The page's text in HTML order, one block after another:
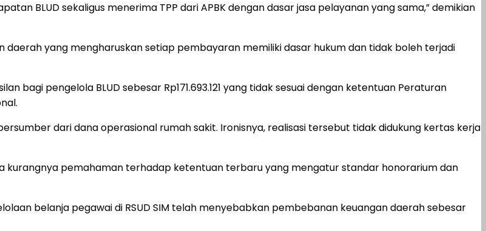
BLUD sekaligus menerima TPP dari APBK dengan dasar jasa pelayanan yang sama,” demikian
daerah yang mengharuskan setiap pembayaran memiliki dasar hukum dan tidak boleh terjadi
bagi pengelola BLUD sebesar Rp171.693.121 yang tidak sesuai dengan ketentuan Peraturan
dari dana operasional rumah sakit. Ironisnya, realisasi tersebut tidak didukung kertas kerja
kurangnya pemahaman terhadap ketentuan terbaru yang mengatur standar honorarium dan
belanja pegawai di RSUD SIM telah menyebabkan pembebanan keuangan daerah sebesar